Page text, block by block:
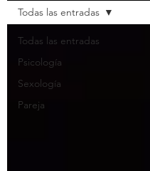
Todas las entradas
Psicología
Sexología
Pareja
Todas las entradas